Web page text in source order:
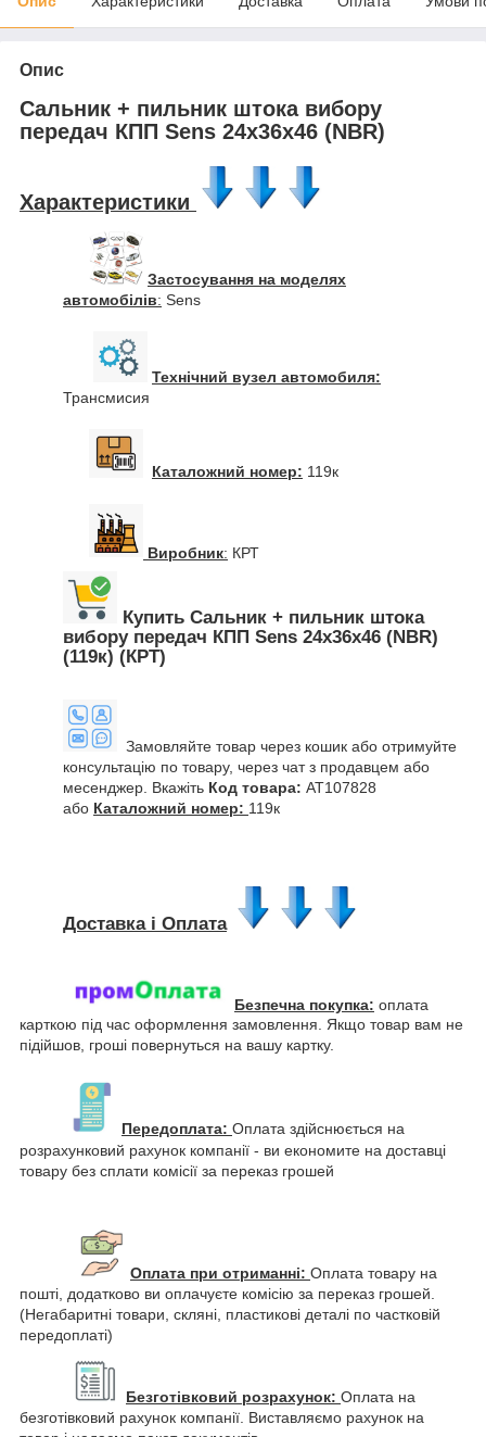
Опис
Сальник + пильник штока вибору
передач КПП Sens 24x36x46 (NBR)
Характеристики
Застосування на моделях
автомобілів: Sens
Технічний вузел автомобиля:
Трансмисия
Каталожний номер: 119к
Виробник: КРТ
Купить Сальник + пильник штока
вибору передач КПП Sens 24x36x46 (NBR)
(119к) (КРТ)
Замовляйте товар через кошик або отримуйте
консультацію по товару, через чат з продавцем або
месенджер. Вкажіть Код товара: AT107828
або Каталожний номер: 119к
Доставка і Оплата
Безпечна покупка: оплата
карткою під час оформлення замовлення. Якщо товар вам не
підійшов, гроші повернуться на вашу картку.
Передоплата: Оплата здійснюється на
розрахунковий рахунок компанії - ви економите на доставці
товару без сплати комісії за переказ грошей
Оплата при отриманні: Оплата товару на
пошті, додатково ви оплачуєте комісію за переказ грошей.
(Негабаритні товари, скляні, пластикові деталі по частковій
передоплаті)
Безготівковий розрахунок: Оплата на
безготівковий рахунок компанії. Виставляємо рахунок на